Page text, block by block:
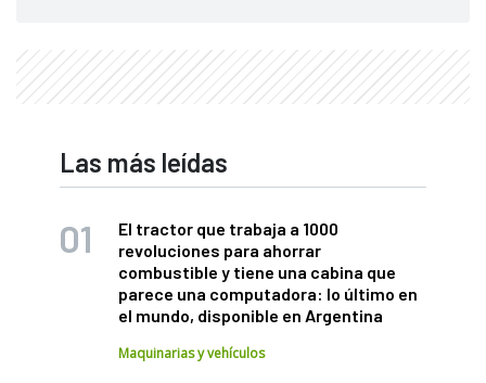
Las más leídas
El tractor que trabaja a 1000
revoluciones para ahorrar
combustible y tiene una cabina que
parece una computadora: lo último en
el mundo, disponible en Argentina
Maquinarias y vehículos